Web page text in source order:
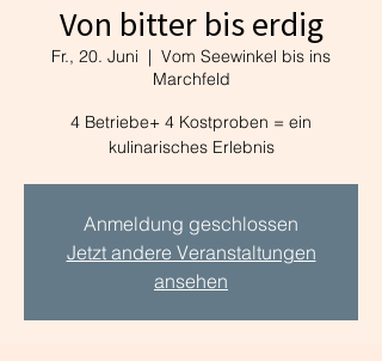
Von bitter bis erdig
Fr., 20. Juni
  |
Vom Seewinkel bis ins
Marchfeld
4 Betriebe+ 4 Kostproben = ein
kulinarisches Erlebnis
Anmeldung geschlossen
Jetzt andere Veranstaltungen
ansehen